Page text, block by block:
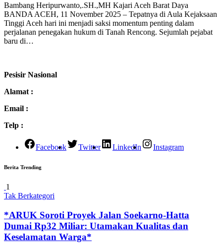
Bambang Heripurwanto,.SH.,MH Kajari Aceh Barat Daya
BANDA ACEH, 11 November 2025 – Tepatnya di Aula Kejaksaan
Tinggi Aceh hari ini menjadi saksi momentum penting dalam
perjalanan penegakan hukum di Tanah Rencong. Sejumlah pejabat
baru di…
Pesisir Nasional
Alamat :
Email :
Telp :
Facebook Twitter LinkedIn Instagram
Berita Trending
1
Tak Berkategori
*ARUK Soroti Proyek Jalan Soekarno-Hatta
Dumai Rp32 Miliar: Utamakan Kualitas dan
Keselamatan Warga*